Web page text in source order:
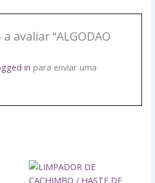
avaliar “ALGODAO
in para enviar uma
LIMPADOR
DE